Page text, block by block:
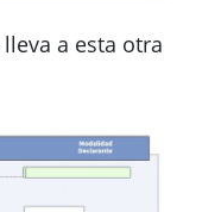
a esta otra